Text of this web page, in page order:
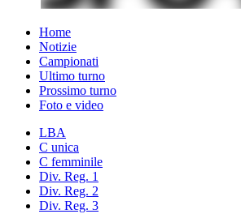
Home
Notizie
Campionati
Ultimo turno
Prossimo turno
Foto e video
LBA
C unica
C femminile
Div. Reg. 1
Div. Reg. 2
Div. Reg. 3